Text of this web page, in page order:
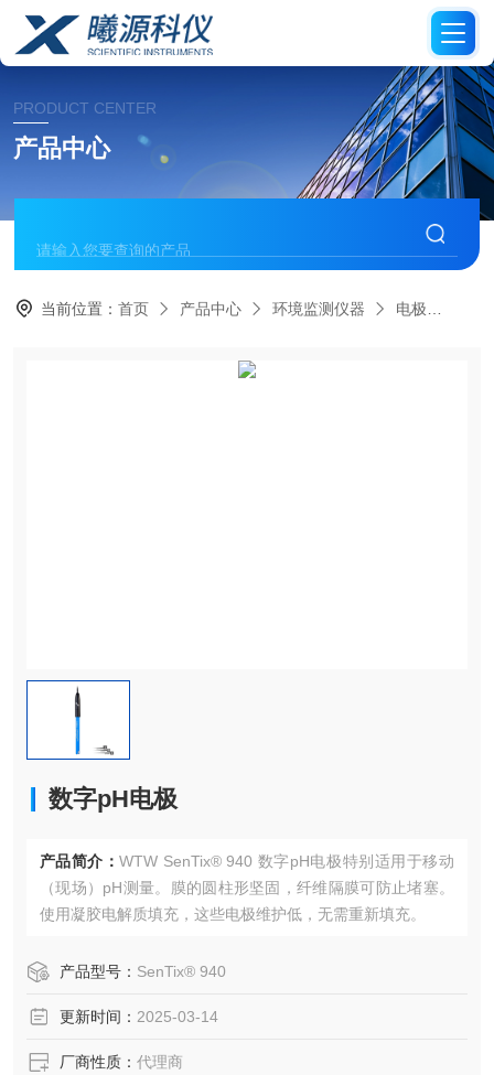
PRODUCT CENTER
产品中心
当前位置：首页 产品中心 环境监测仪器 电极
数字pH电极
产品简介： WTW SenTix® 940 数字pH电极特别适用于移动
（现场）pH测量。膜的圆柱形坚固，纤维隔膜可防止堵塞。
使用凝胶电解质填充，这些电极维护低，无需重新填充。
产品型号： SenTix® 940
更新时间： 2025-03-14
厂商性质： 代理商